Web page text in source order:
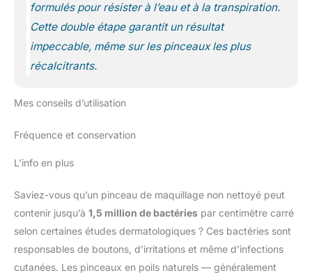
formulés pour résister à l’eau et à la transpiration.
Cette double étape garantit un résultat
impeccable, même sur les pinceaux les plus
récalcitrants.
Mes conseils d’utilisation
Fréquence et conservation
L’info en plus
Saviez-vous qu’un pinceau de maquillage non nettoyé peut
contenir jusqu’à 1,5 million de bactéries par centimètre carré
selon certaines études dermatologiques ? Ces bactéries sont
responsables de boutons, d’irritations et même d’infections
cutanées. Les pinceaux en poils naturels — généralement